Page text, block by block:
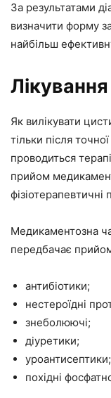
За результатами
визначити форму
найбільш
Лікування
Як вилікувати
тільки після
проводиться
прийом
Медикаментозна
передбачає
антибіотики;
нестероїдні
знеболюючі;
діуретики;
уроантисептики;
похідні